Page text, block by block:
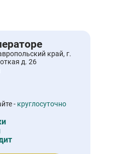
край, г.
д. 26
- круглосуточно